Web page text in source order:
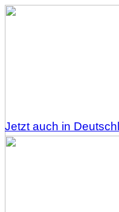
Jetzt auch in